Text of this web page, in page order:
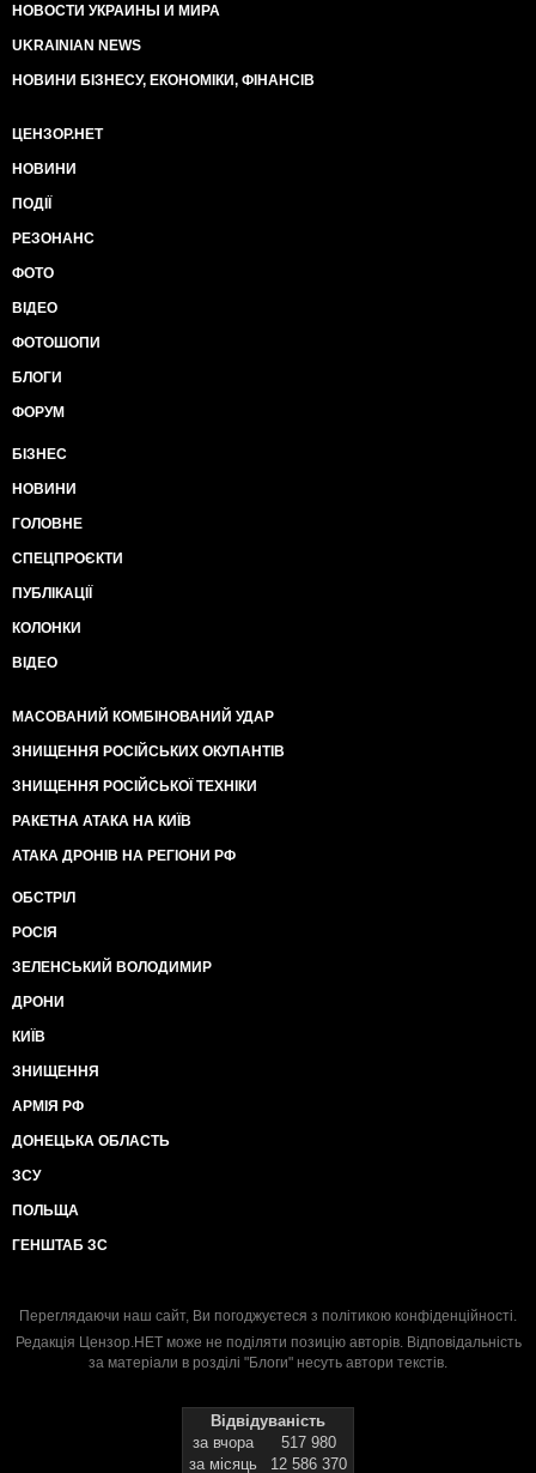
НОВОСТИ УКРАИНЫ И МИРА
UKRAINIAN NEWS
НОВИНИ БІЗНЕСУ, ЕКОНОМІКИ, ФІНАНСІВ
ЦЕНЗОР.НЕТ
НОВИНИ
ПОДІЇ
РЕЗОНАНС
ФОТО
ВІДЕО
ФОТОШОПИ
БЛОГИ
ФОРУМ
БІЗНЕС
НОВИНИ
ГОЛОВНЕ
СПЕЦПРОЄКТИ
ПУБЛІКАЦІЇ
КОЛОНКИ
ВІДЕО
МАСОВАНИЙ КОМБІНОВАНИЙ УДАР
ЗНИЩЕННЯ РОСІЙСЬКИХ ОКУПАНТІВ
ЗНИЩЕННЯ РОСІЙСЬКОЇ ТЕХНІКИ
РАКЕТНА АТАКА НА КИЇВ
АТАКА ДРОНІВ НА РЕГІОНИ РФ
ОБСТРІЛ
РОСІЯ
ЗЕЛЕНСЬКИЙ ВОЛОДИМИР
ДРОНИ
КИЇВ
ЗНИЩЕННЯ
АРМІЯ РФ
ДОНЕЦЬКА ОБЛАСТЬ
ЗСУ
ПОЛЬЩА
ГЕНШТАБ ЗС
Переглядаючи наш сайт, Ви погоджуєтеся з політикою конфіденційності.
Редакція Цензор.НЕТ може не поділяти позицію авторів. Відповідальність
за матеріали в розділі "Блоги" несуть автори текстів.
Відвідуваність
за вчора
517 980
за місяць
12 586 370